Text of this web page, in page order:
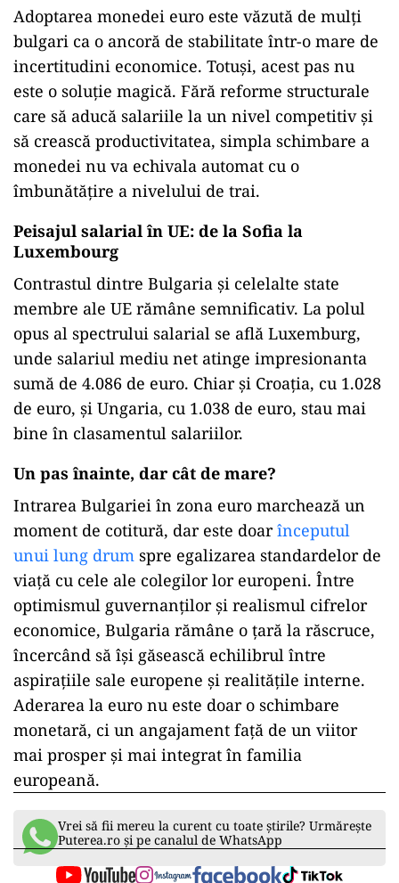
Realitățile economice împing mulți bulgari să
caute oportunități financiare dincolo de
frontierele țării lor. Această fugă a minților și
mâinilor care ar putea construi economia
națională este un semnal de alarmă pentru
guvernanți. Investițiile în educație și în condiții
de muncă mai bune ar putea fi cheia pentru a-i
reține pe tineri în țară.
În așteptarea euro: între speranță și
pragmatism
Adoptarea monedei euro este văzută de mulți
bulgari ca o ancoră de stabilitate într-o mare de
incertitudini economice. Totuși, acest pas nu
este o soluție magică. Fără reforme structurale
care să aducă salariile la un nivel competitiv și
să crească productivitatea, simpla schimbare a
monedei nu va echivala automat cu o
Peisajul salarial în UE: de la Sofia la
Luxembourg
Contrastul dintre Bulgaria și celelalte state
membre ale UE rămâne semnificativ. La polul
opus al spectrului salarial se află Luxemburg,
unde salariul mediu net atinge impresionanta
sumă de 4.086 de euro. Chiar și Croația, cu 1.028
de euro, și Ungaria, cu 1.038 de euro, stau mai
bine în clasamentul salariilor.
Un pas înainte, dar cât de mare?
Intrarea Bulgariei în zona euro marchează un
moment de cotitură, dar este doarînceputul
unui lung drumspre egalizarea standardelor de
viață cu cele ale colegilor lor europeni. Între
optimismul guvernanților și realismul cifrelor